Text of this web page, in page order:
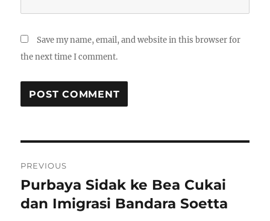
Save my name, email, and website in this browser for
the next time I comment.
o
s
PREVIOUS
P
r
Purbaya Sidak ke Bea Cukai
dan Imigrasi Bandara Soetta